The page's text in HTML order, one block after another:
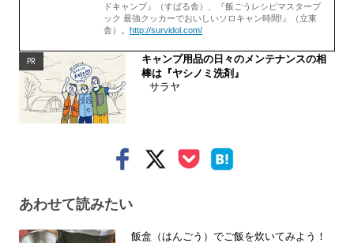
ドキャンプ』（すばる舎）、『飯ごうレシピマスターブ
ック 最強クッカーでおいしいソロキャン時間!』（立東
舎）。 http://survidol.com/
PR
キャンプ用品の日々のメンテナンスの相
棒は『ヤシノミ洗剤』
サラヤ
あわせて読みたい
飯盒（はんごう）でご飯を炊いてみよう！